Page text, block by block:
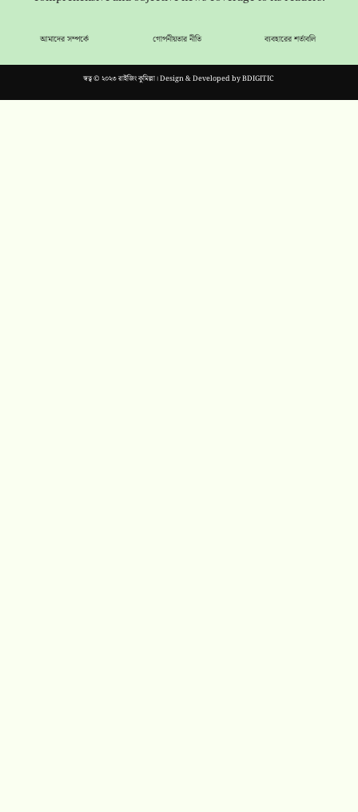
আমাদের সম্পর্কে গোপনীয়তার নীতি ব্যবহারের শর্তাবলি
স্বত্ব © ২০২৩ রাইজিং কুমিল্লা। Design & Developed byBDIGITIC